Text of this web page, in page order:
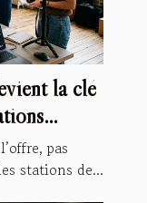
la clé
pas
stations de...